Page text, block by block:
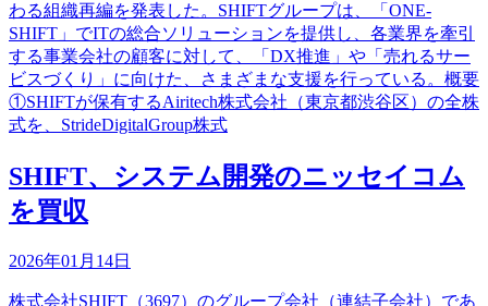
わる組織再編を発表した。SHIFTグループは、「ONE-
SHIFT」でITの総合ソリューションを提供し、各業界を牽引
する事業会社の顧客に対して、「DX推進」や「売れるサー
ビスづくり」に向けた、さまざまな支援を行っている。概要
①SHIFTが保有するAiritech株式会社（東京都渋谷区）の全株
式を、StrideDigitalGroup株式
SHIFT、システム開発のニッセイコム
を買収
2026年01月14日
株式会社SHIFT（3697）のグループ会社（連結子会社）であ